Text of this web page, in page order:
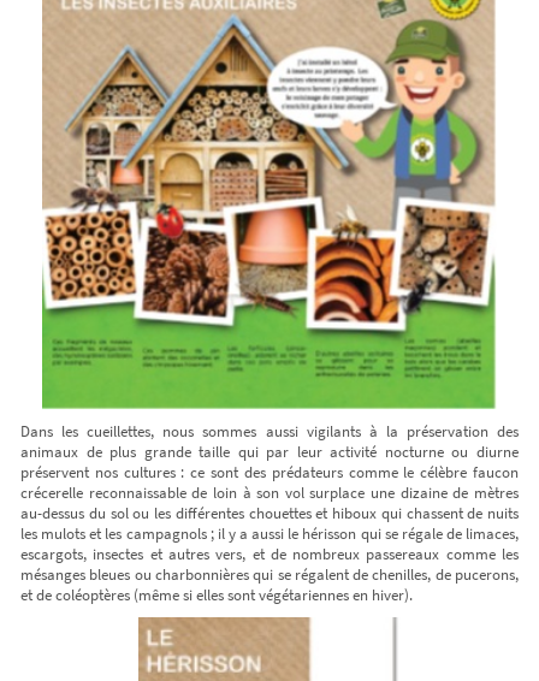
Dans les cueillettes, nous sommes aussi vigilants à la préservation des
animaux de plus grande taille qui par leur activité nocturne ou diurne
préservent nos cultures : ce sont des prédateurs comme le célèbre faucon
crécerelle reconnaissable de loin à son vol surplace une dizaine de mètres
au-dessus du sol ou les différentes chouettes et hiboux qui chassent de nuits
les mulots et les campagnols ; il y a aussi le hérisson qui se régale de limaces,
escargots, insectes et autres vers, et de nombreux passereaux comme les
mésanges bleues ou charbonnières qui se régalent de chenilles, de pucerons,
et de coléoptères (même si elles sont végétariennes en hiver).